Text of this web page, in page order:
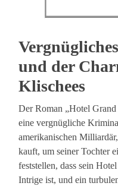
und der
Klischees
Der Roman „Hotel
eine vergnügliche
amerikanischen
kauft, um seiner Tochter
feststellen, dass sein
Intrige ist, und ein